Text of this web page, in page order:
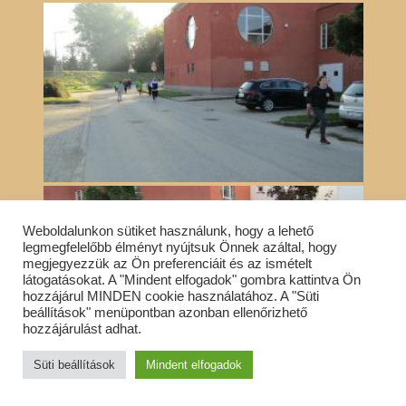
Weboldalunkon sütiket használunk, hogy a lehető
legmegfelelőbb élményt nyújtsuk Önnek azáltal, hogy
megjegyezzük az Ön preferenciáit és az ismételt
látogatásokat. A "Mindent elfogadok" gombra kattintva Ön
hozzájárul MINDEN cookie használatához. A "Süti
beállítások" menüpontban azonban ellenőrizhető
hozzájárulást adhat.
Süti beállítások Mindent elfogadok